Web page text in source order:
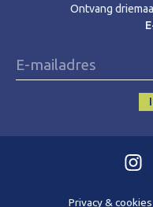
Ontvang
Privacy &